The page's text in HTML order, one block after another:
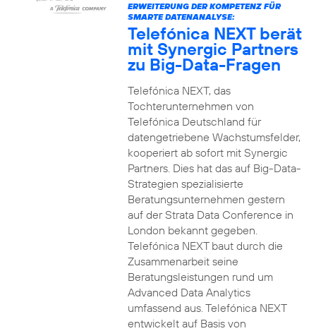
ERWEITERUNG DER KOMPETENZ FÜR
SMARTE DATENANALYSE:
Telefónica NEXT berät
mit Synergic Partners
zu Big-Data-Fragen
Telefónica NEXT, das
Tochterunternehmen von
Telefónica Deutschland für
datengetriebene Wachstumsfelder,
kooperiert ab sofort mit Synergic
Partners. Dies hat das auf Big-Data-
Strategien spezialisierte
Beratungsunternehmen gestern
auf der Strata Data Conference in
London bekannt gegeben.
Telefónica NEXT baut durch die
Zusammenarbeit seine
Beratungsleistungen rund um
Advanced Data Analytics
umfassend aus. Telefónica NEXT
entwickelt auf Basis von